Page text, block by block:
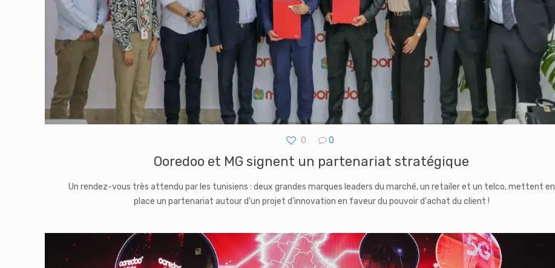
0 0
Ooredoo et MG signent un partenariat stratégique
Un rendez-vous très attendu par les tunisiens : deux grandes marques leaders du marché, un retailer et un telco, mettent en
place un partenariat autour d'un projet d'innovation en faveur du pouvoir d'achat du client !